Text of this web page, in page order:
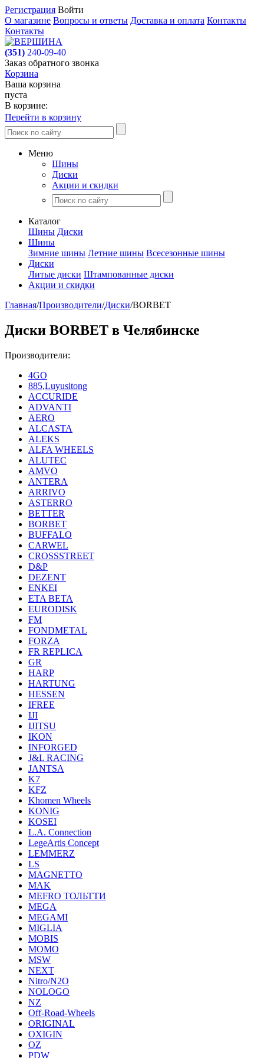
Регистрация Войти
О магазине Вопросы и ответы Доставка и оплата Контакты
Контакты
(351) 240-09-40
Заказ обратного звонка
Корзина
Ваша корзина
пуста
В корзине:
Перейти в корзину
Меню
Шины
Диски
Акции и скидки
Каталог
Шины Диски
Шины
Зимние шины Летние шины Всесезонные шины
Диски
Литые диски Штампованные диски
Акции и скидки
Главная/Производители/Диски/BORBET
Диски BORBET в Челябинске
Производители:
4GO
885,Luyusitong
ACCURIDE
ADVANTI
AERO
ALCASTA
ALEKS
ALFA WHEELS
ALUTEC
AMVO
ANTERA
ARRIVO
ASTERRO
BETTER
BORBET
BUFFALO
CARWEL
CROSSSTREET
D&P
DEZENT
ENKEI
ETA BETA
EURODISK
FM
FONDMETAL
FORZA
FR REPLICA
GR
HARP
HARTUNG
HESSEN
IFREE
IJI
IJITSU
IKON
INFORGED
J&L RACING
JANTSA
K7
KFZ
Khomen Wheels
KONIG
KOSEI
L.A. Connection
LegeArtis Concept
LEMMERZ
LS
MAGNETTO
MAK
MEFRO ТОЛЬТТИ
MEGA
MEGAMI
MIGLIA
MOBIS
MOMO
MSW
NEXT
Nitro/N2O
NOLOGO
NZ
Off-Road-Wheels
ORIGINAL
OXIGIN
OZ
PDW